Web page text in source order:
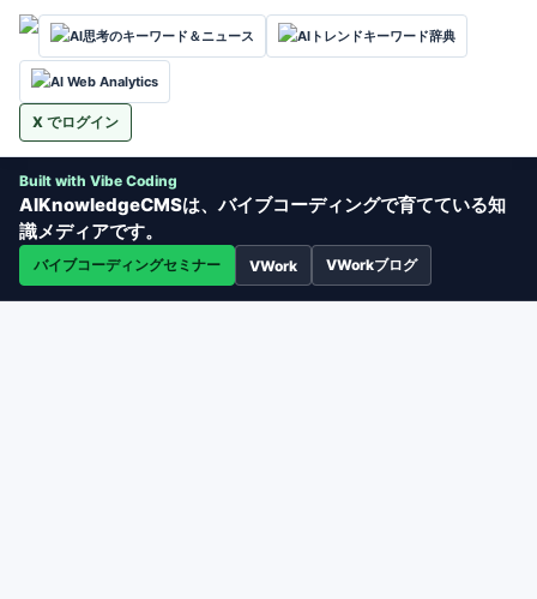
AI思考のキーワード＆ニュース AIトレンドキーワード辞典
AI Web Analytics
X でログイン
Built with Vibe Coding
AIKnowledgeCMSは、バイブコーディングで育てている知
識メディアです。
バイブコーディングセミナー VWork VWorkブログ